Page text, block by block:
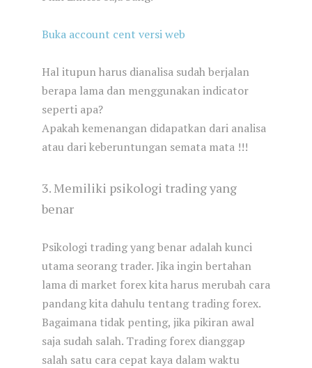
Buka account cent versi web
Hal itupun harus dianalisa sudah berjalan
berapa lama dan menggunakan indicator
seperti apa?
Apakah kemenangan didapatkan dari analisa
atau dari keberuntungan semata mata !!!
3. Memiliki psikologi trading yang
benar
Psikologi trading yang benar adalah kunci
utama seorang trader. Jika ingin bertahan
lama di market forex kita harus merubah cara
pandang kita dahulu tentang trading forex.
Bagaimana tidak penting, jika pikiran awal
saja sudah salah. Trading forex dianggap
salah satu cara cepat kaya dalam waktu